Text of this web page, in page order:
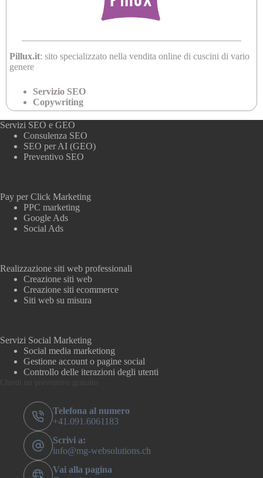
Pillux.it: sito specializzato nella vendita online di cuscini di vario
genere
Servizio SEO
Copywriting
Servizi SEO e GEO
Consulenza SEO
SEO per AI (GEO)
Preventivo SEO
Pay per Click Marketing
PPC marketing
Google Ads
Social Ads
Realizzazione siti web professionali
Creazione siti web
Creazione siti ecommerce
Siti web su misura
Servizi Social Marketing
Social media marketiong
Gestione account o pagine social
Controllo delle iterazioni degli utenti
Chiedi un preventivo gratuito
Telefona al numero
+41.091.6061183
Scrivi a:
info@mg-websolutions.ch
Vai alla pagina